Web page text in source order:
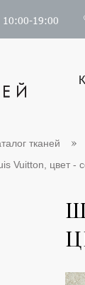
10:00-19:00
тканей
Vuitton, цвет -